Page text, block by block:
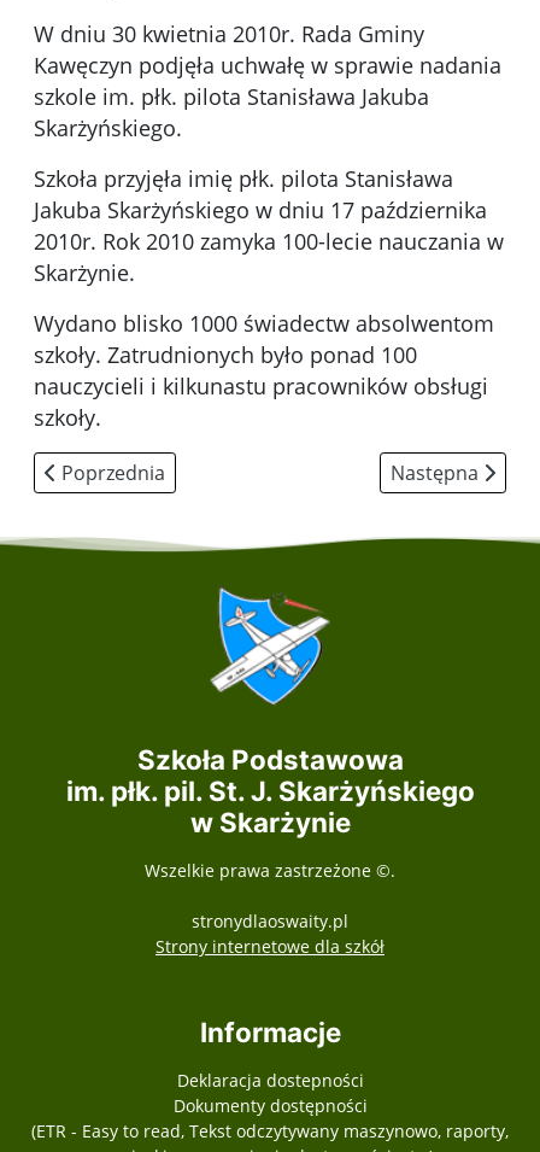
W dniu 30 kwietnia 2010r. Rada Gminy
Kawęczyn podjęła uchwałę w sprawie nadania
szkole im. płk. pilota Stanisława Jakuba
Skarżyńskiego.
Szkoła przyjęła imię płk. pilota Stanisława
Jakuba Skarżyńskiego w dniu 17 października
2010r. Rok 2010 zamyka 100-lecie nauczania w
Skarżynie.
Wydano blisko 1000 świadectw absolwentom
szkoły. Zatrudnionych było ponad 100
nauczycieli i kilkunastu pracowników obsługi
szkoły.
Poprzednia strona: Nasz patron
Poprzednia Następna
Następna
Szkoła Podstawowa
im. płk. pil. St. J. Skarżyńskiego
w Skarżynie
Wszelkie prawa zastrzeżone ©.
stronydlaoswaity.pl
Strony internetowe dla szkółotwiera się w
Informacje
Deklaracja dostepności
Dokumenty dostępności
(ETR - Easy to read, Tekst odczytywany maszynowo, raporty,